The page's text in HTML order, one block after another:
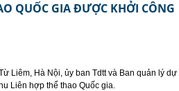
QUỐC GIA ĐƯỢC KHỞI CÔNG
Liêm, Hà Nội, ủy ban Tdtt và Ban quản lý
Liên hợp thể thao Quốc gia.